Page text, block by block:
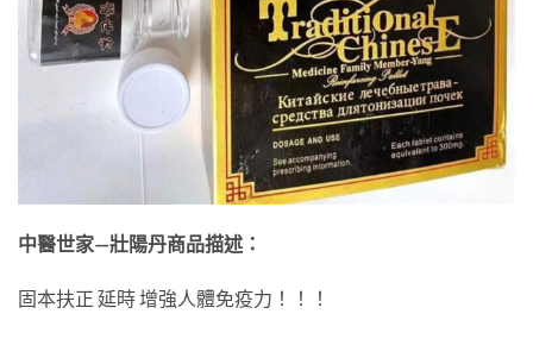
中醫世家—壯陽丹商品描述：
固本扶正 延時 增強人體免疫力！！！